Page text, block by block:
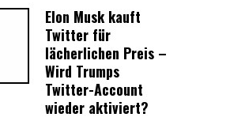
Elon Musk kauft
Twitter für
lächerlichen Preis –
Wird Trumps
Twitter-Account
wieder aktiviert?